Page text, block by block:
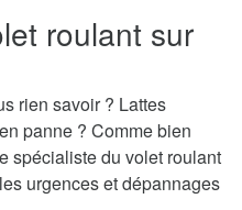
roulant sur
rien savoir ? Lattes
panne ? Comme bien
spécialiste du volet roulant
urgences et dépannages